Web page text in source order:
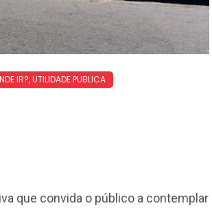
IR?,UTILIDADE PUBLICA
que convida o público a contemplar